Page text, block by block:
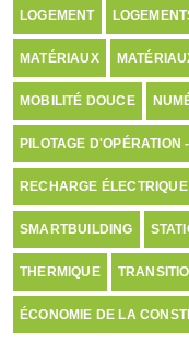
LOGEMENT
MATÉRIAUX
MOBILITÉ DOUCE
PILOTAGE D'OPÉRATION
RECHARGE ÉLECTRIQUE
SMARTBUILDING
THERMIQUE
ÉCONOMIE DE LA